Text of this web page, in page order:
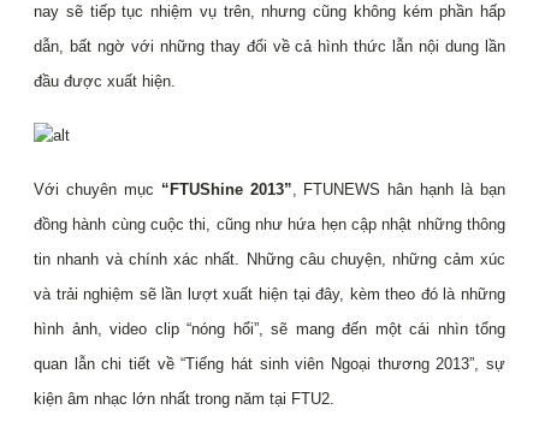
nay sẽ tiếp tục nhiệm vụ trên, nhưng cũng không kém phần hấp
dẫn, bất ngờ với những thay đổi về cả hình thức lẫn nội dung lần
đầu được xuất hiện.
Với chuyên mục “FTUShine 2013” , FTUNEWS hân hạnh là bạn
đồng hành cùng cuộc thi, cũng như hứa hẹn cập nhật những thông
tin nhanh và chính xác nhất. Những câu chuyện, những cảm xúc
và trải nghiệm sẽ lần lượt xuất hiện tại đây, kèm theo đó là những
hình ảnh, video clip “nóng hổi”, sẽ mang đến một cái nhìn tổng
quan lẫn chi tiết về “Tiếng hát sinh viên Ngoại thương 2013”, sự
kiện âm nhạc lớn nhất trong năm tại FTU2.